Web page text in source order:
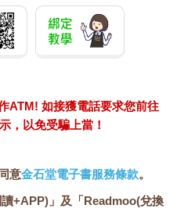
個年輕女人被抗議者糾纏到放棄原
布魯斯特街的女人們》中描繪的
描寫當代做決定時的泰然，這
他人如何影響，要永遠伴隨這個
、情感、意志和靈魂。正如同
論做決定的過程多麼地痛苦，充滿
是我們的決定。」
理經驗，這種經驗儘管有其普世
大差異，就從十六世紀英文敘事
欣的翠林中」尋找能墮胎的草藥
在「長長的一排又一排死寂的」行
ATM! 如接獲電話要求您前往
，以免受騙上當！
意金石堂電子書服務條款。
+APP)」及「Readmoo(兌換